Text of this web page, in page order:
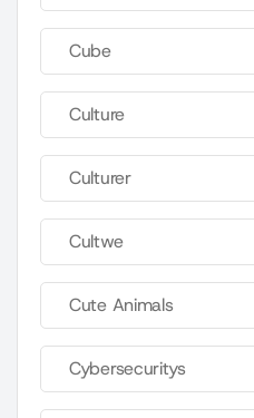
Cube
Culture
Culturer
Cultwe
Cute Animals
Cybersecuritys